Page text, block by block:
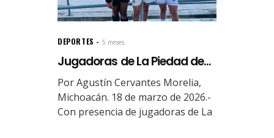
DEPORTES 5 meses.
Jugadoras de La Piedad de...
Por Agustín Cervantes Morelia,
Michoacán. 18 de marzo de 2026.-
Con presencia de jugadoras de La